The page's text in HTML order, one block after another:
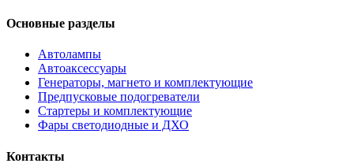
Основные разделы
Автолампы
Автоаксессуары
Генераторы, магнето и комплектующие
Предпусковые подогреватели
Стартеры и комплектующие
Фары светодиодные и ДХО
Контакты